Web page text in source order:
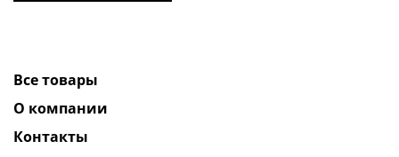
Все товары
О компании
Контакты